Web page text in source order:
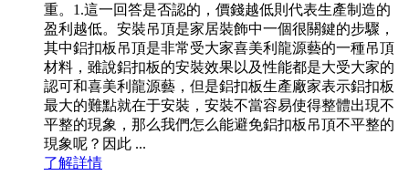
重。1.這一回答是否認的，價錢越低則代表生產制造的
盈利越低。安裝吊頂是家居裝飾中一個很關鍵的步驟，
其中鋁扣板吊頂是非常受大家喜美利龍源藝的一種吊頂
材料，雖說鋁扣板的安裝效果以及性能都是大受大家的
認可和喜美利龍源藝，但是鋁扣板生產廠家表示鋁扣板
最大的難點就在于安裝，安裝不當容易使得整體出現不
平整的現象，那么我們怎么能避免鋁扣板吊頂不平整的
現象呢？因此 ...
了解詳情